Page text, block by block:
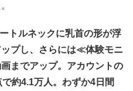
トルネックに乳首の形が浮
プし、さらには≪体験モニ
までアップ。アカウントの
約4.1万人。わずか4日間